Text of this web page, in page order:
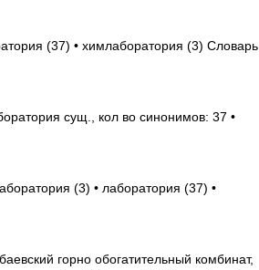
(37) • химлаборатория (3) Словарь
сущ., кол во синонимов: 37 •
(3) • лаборатория (37) •
горно обогатительный комбинат,